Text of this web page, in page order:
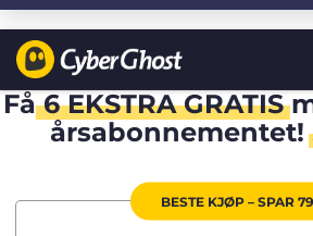
Få6 EKSTRA GRATIS
årsabonnementet!
BESTE KJØP – SPAR